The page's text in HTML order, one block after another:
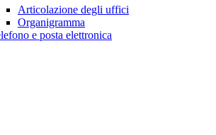
Articolazione degli uffici
Organigramma
e posta elettronica